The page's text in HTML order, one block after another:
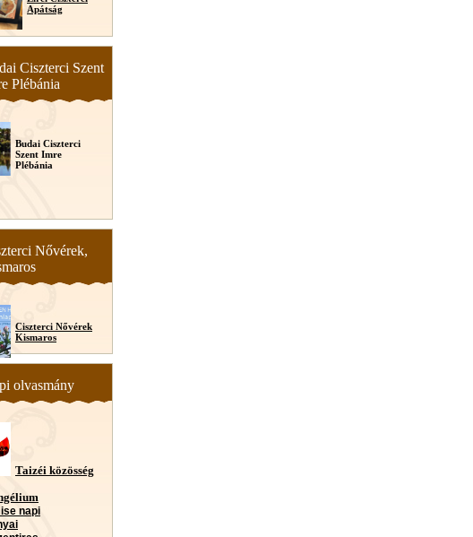
Apátság
Ciszterci Szent
Plébánia
Budai Ciszterci
Szent Imre
Plébánia
Nővérek,
Ciszterci Nővérek
Kismaros
olvasmány
Taizéi közösség
napi